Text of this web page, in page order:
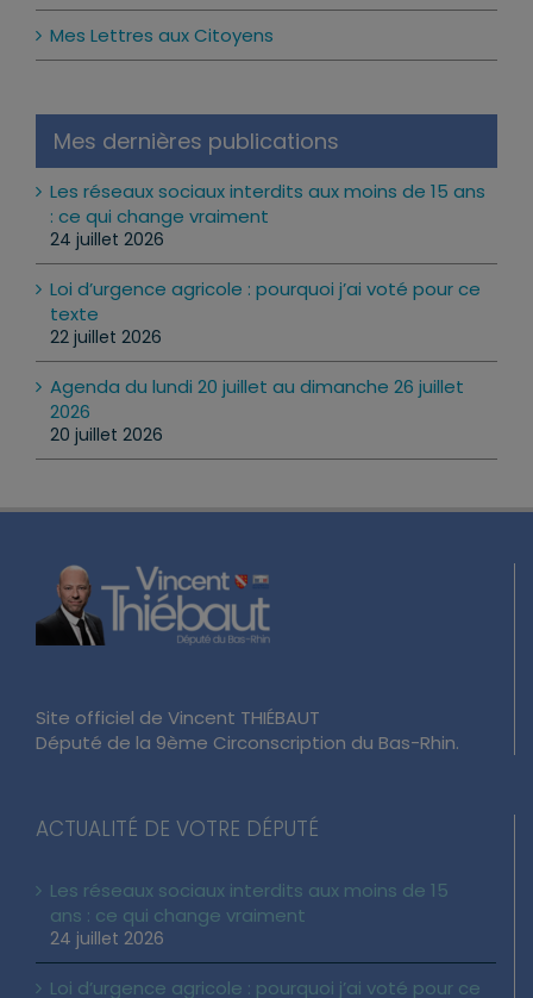
Mes Lettres aux Citoyens
Mes dernières publications
Les réseaux sociaux interdits aux moins de 15 ans
: ce qui change vraiment
24 juillet 2026
Loi d’urgence agricole : pourquoi j’ai voté pour ce
texte
22 juillet 2026
Agenda du lundi 20 juillet au dimanche 26 juillet
2026
20 juillet 2026
Site officiel de Vincent THIÉBAUT
Député de la 9ème Circonscription du Bas-Rhin.
ACTUALITÉ DE VOTRE DÉPUTÉ
Les réseaux sociaux interdits aux moins de 15
ans : ce qui change vraiment
24 juillet 2026
Loi d’urgence agricole : pourquoi j’ai voté pour ce